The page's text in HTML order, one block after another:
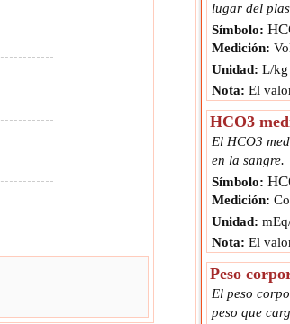
lugar del
Símbolo:
Medición:
Unidad: L/kg
Nota: El
HCO3
El HCO3
en la sangre.
Símbolo:
Medición:
Unidad:
Nota: El
Peso
El peso
peso que